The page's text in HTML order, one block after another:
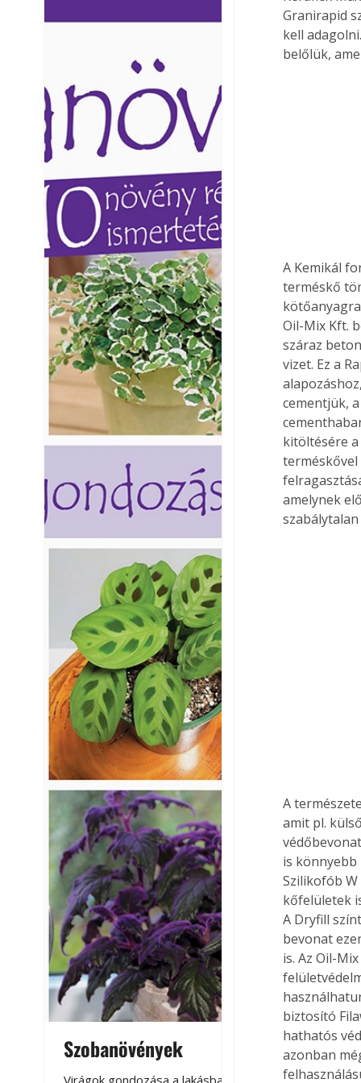
Ezermester
Laptapir kényelmes
mert: – t
Szobanövények
Virágoskert:
teraszon,
Granirapid
kell
belőlük,
A Kemikál
terméskő
Oil-Mix Kft.
száraz
vizet. Ez a
cementjük,
kitöltésére
amelynek
A
amit pl.
is könnyebb
Szilikofób
kőfelületek
A Dryfill
bevonat
is. Az Oil-
biztosító
hathatós
azonban